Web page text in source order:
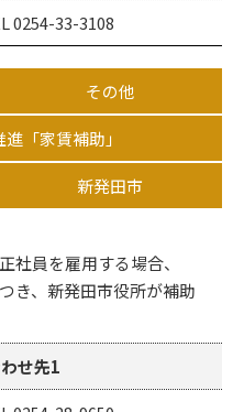
0254-33-3108
その他
「家賃補助」
新発田市
社員を雇用する場合、
き、新発田市役所が補助
せ先1